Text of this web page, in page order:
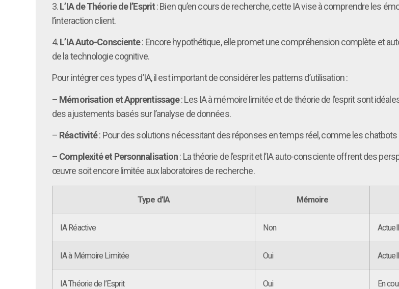
3.L’IA de Théorie de l’Esprit: Bien qu’en cours de recherche, cette IA vise à comprendre les
l’interaction client.
4.L’IA Auto-Consciente: Encore hypothétique, elle promet une compréhension complète et
de la technologie cognitive.
Pour intégrer ces types d’IA, il est important de considérer les patterns d’utilisation :
– Mémorisation et Apprentissage: Les IA à mémoire limitée et de théorie de l’esprit sont
des ajustements basés sur l’analyse de données.
– Réactivité: Pour des solutions nécessitant des réponses en temps réel, comme les
– Complexité et Personnalisation: La théorie de l’esprit et l’IA auto-consciente offrent des
œuvre soit encore limitée aux laboratoires de recherche.
Type d’IA Mémoire
IA Réactive Non
IA à Mémoire Limitée Oui
IA Théorie de l’Esprit Oui En